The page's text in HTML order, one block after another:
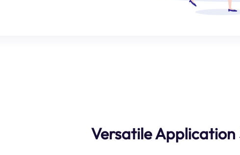
Versatile